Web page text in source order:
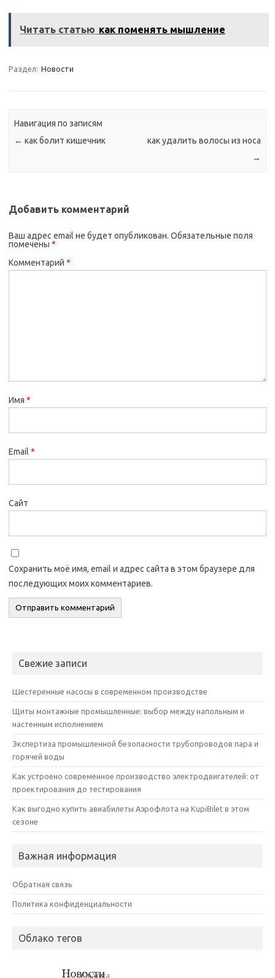
Читать статью как поменять мышление
Раздел: Новости
Навигация по записям
← как болит кишечник
как удалить волосы из носа
→
Добавить комментарий
Ваш адрес email не будет опубликован. Обязательные поля
помечены *
Комментарий *
Имя *
Email *
Сайт
Сохранить моё имя, email и адрес сайта в этом браузере для
последующих моих комментариев.
Свежие записи
Шестеренные насосы в современном производстве
Щиты монтажные промышленные: выбор между напольным и
настенным исполнением
Экспертиза промышленной безопасности трубопроводов пара и
горячей воды
Как устроено современное производство электродвигателей: от
проектирования до тестирования
Как выгодно купить авиабилеты Аэрофлота на KupiBilet в этом
сезоне
Важная информация
Обратная связь
Политика конфиденциальности
Облако тегов